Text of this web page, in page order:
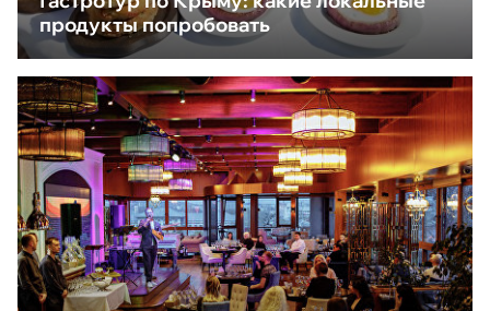
продукты попробовать